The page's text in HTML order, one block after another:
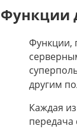
Функции
Функции,
другим
Каждая
передача